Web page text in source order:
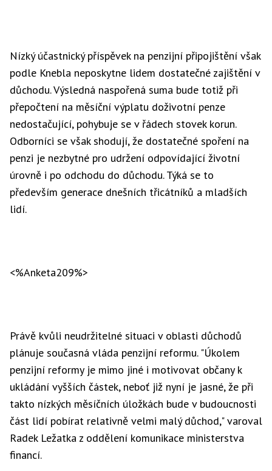
Nízký účastnický příspěvek na penzijní připojištění však
podle Knebla neposkytne lidem dostatečné zajištění v
důchodu. Výsledná naspořená suma bude totiž při
přepočtení na měsíční výplatu doživotní penze
nedostačující, pohybuje se v řádech stovek korun.
Odborníci se však shodují, že dostatečné spoření na
penzi je nezbytné pro udržení odpovídající životní
úrovně i po odchodu do důchodu. Týká se to
především generace dnešních třicátníků a mladších
lidí.
<%Anketa209%>
Právě kvůli neudržitelné situaci v oblasti důchodů
plánuje současná vláda penzijní reformu. "Úkolem
penzijní reformy je mimo jiné i motivovat občany k
ukládání vyšších částek, neboť již nyní je jasné, že při
takto nízkých měsíčních úložkách bude v budoucnosti
část lidí pobírat relativně velmi malý důchod," varoval
Radek Ležatka z oddělení komunikace ministerstva
financí.